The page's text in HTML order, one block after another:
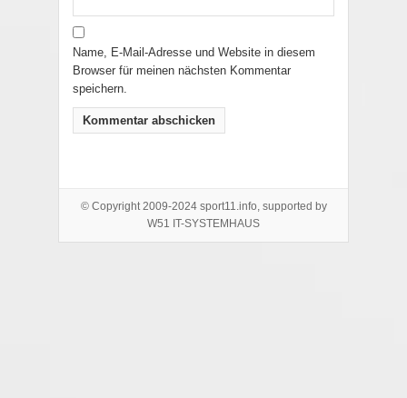
Name, E-Mail-Adresse und Website in diesem
Browser für meinen nächsten Kommentar
speichern.
© Copyright 2009-2024 sport11.info, supported by
W51 IT-SYSTEMHAUS